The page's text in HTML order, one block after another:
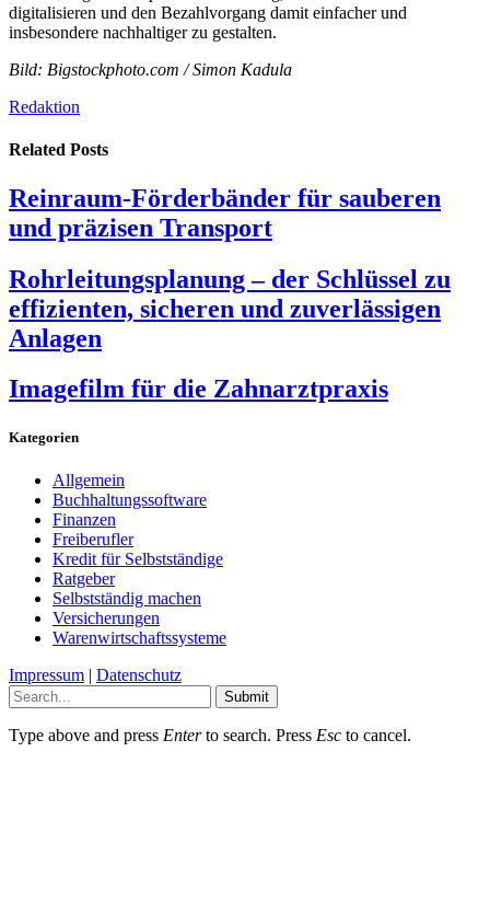
digitalisieren und den Bezahlvorgang damit einfacher und
insbesondere nachhaltiger zu gestalten.
Bild: Bigstockphoto.com / Simon Kadula
Redaktion
Related Posts
Reinraum-Förderbänder für sauberen
und präzisen Transport
Rohrleitungsplanung – der Schlüssel zu
effizienten, sicheren und zuverlässigen
Anlagen
Imagefilm für die Zahnarztpraxis
Kategorien
Allgemein
Buchhaltungssoftware
Finanzen
Freiberufler
Kredit für Selbstständige
Ratgeber
Selbstständig machen
Versicherungen
Warenwirtschaftssysteme
Impressum | Datenschutz
Submit
Type above and press Enterto search. Press Esc to cancel.